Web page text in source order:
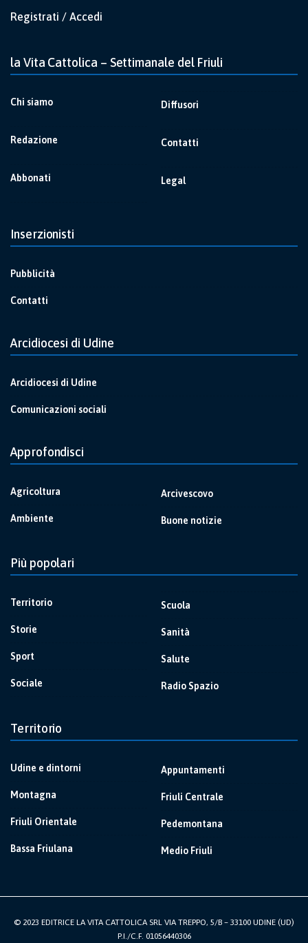
Registrati / Accedi
la Vita Cattolica – Settimanale del Friuli
Chi siamo
Redazione
Abbonati
Diffusori
Contatti
Legal
Inserzionisti
Pubblicità
Contatti
Arcidiocesi di Udine
Arcidiocesi di Udine
Comunicazioni sociali
Approfondisci
Agricoltura
Ambiente
Arcivescovo
Buone notizie
Più popolari
Territorio
Storie
Sport
Sociale
Scuola
Sanità
Salute
Radio Spazio
Territorio
Udine e dintorni
Montagna
Friuli Orientale
Bassa Friulana
Appuntamenti
Friuli Centrale
Pedemontana
Medio Friuli
© 2023 EDITRICE LA VITA CATTOLICA SRL VIA TREPPO, 5/B – 33100 UDINE (UD)
P.I./C.F. 01056440306